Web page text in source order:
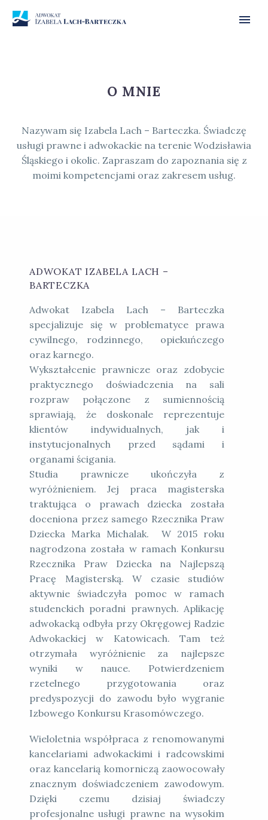
O MNIE
Nazywam się Izabela Lach – Barteczka. Świadczę
usługi prawne i adwokackie na terenie Wodzisławia
Śląskiego i okolic. Zapraszam do zapoznania się z
moimi kompetencjami oraz zakresem usług.
ADWOKAT IZABELA LACH –
BARTECZKA
Adwokat Izabela Lach – Barteczka
specjalizuje się w problematyce prawa
cywilnego, rodzinnego, opiekuńczego
oraz karnego.
Wykształcenie prawnicze oraz zdobycie
praktycznego doświadczenia na sali
rozpraw połączone z sumiennością
sprawiają, że doskonale reprezentuje
klientów indywidualnych, jak i
instytucjonalnych przed sądami i
organami ścigania.
Studia prawnicze ukończyła z
wyróżnieniem. Jej praca magisterska
traktująca o prawach dziecka została
doceniona przez samego Rzecznika Praw
Dziecka Marka Michalak. W 2015 roku
nagrodzona została w ramach Konkursu
Rzecznika Praw Dziecka na Najlepszą
Pracę Magisterską. W czasie studiów
aktywnie świadczyła pomoc w ramach
studenckich poradni prawnych. Aplikację
adwokacką odbyła przy Okręgowej Radzie
Adwokackiej w Katowicach. Tam też
otrzymała wyróżnienie za najlepsze
wyniki w nauce. Potwierdzeniem
rzetelnego przygotowania oraz
predyspozycji do zawodu było wygranie
Izbowego Konkursu Krasomówczego.
Wieloletnia współpraca z renomowanymi
kancelariami adwokackimi i radcowskimi
oraz kancelarią komorniczą zaowocowały
znacznym doświadczeniem zawodowym.
Dzięki czemu dzisiaj świadczy
profesjonalne usługi prawne na wysokim